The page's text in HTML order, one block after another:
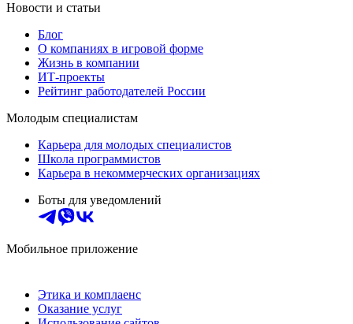
Новости и статьи
Блог
О компаниях в игровой форме
Жизнь в компании
ИТ-проекты
Рейтинг работодателей России
Молодым специалистам
Карьера для молодых специалистов
Школа программистов
Карьера в некоммерческих организациях
Боты для уведомлений
Мобильное приложение
Этика и комплаенс
Оказание услуг